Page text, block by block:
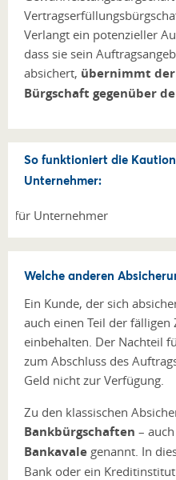
Verlangt ein potenzieller
dass sie sein
absichert, übernimmt
Bürgschaft gegenüber
So funktioniert die
Unternehmer:
Welche anderen
Ein Kunde, der sich
auch einen Teil der fälligen
einbehalten. Der Nachteil
zum Abschluss des
Geld nicht zur Verfügung.
Zu den klassischen
Bankbürgschaften – auch
Bankavale genannt. In
Bank oder ein